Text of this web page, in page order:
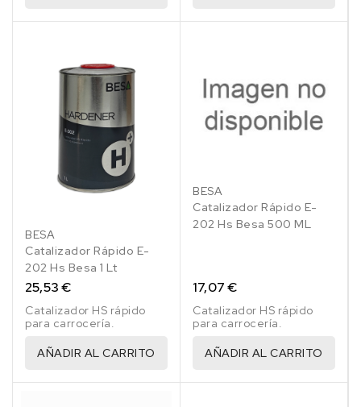
BESA
Catalizador Rápido E-
202 Hs Besa 1 Lt
25,53 €
Catalizador HS rápido
para carrocería.
AÑADIR AL CARRITO
BESA
Catalizador Rápido E-
202 Hs Besa 500 ML
17,07 €
Catalizador HS rápido
para carrocería.
AÑADIR AL CARRITO